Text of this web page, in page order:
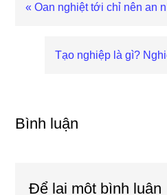
Bài
« Oan nghiệt tới chỉ nên an
Bài
Tạo nghiệp là gì?
Interactions
Bình luận
Để lại một bình luận